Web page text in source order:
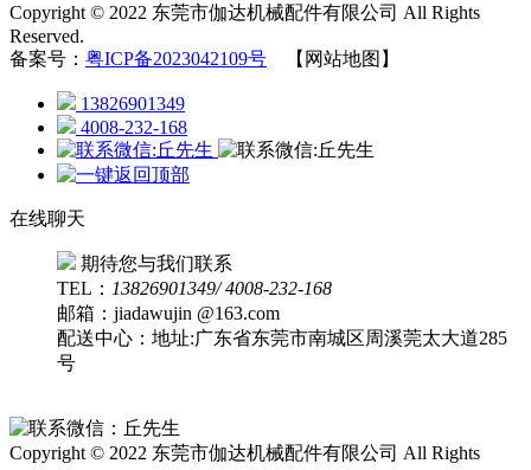
Copyright © 2022 东莞市伽达机械配件有限公司 All Rights
Reserved.
备案号： 粤ICP备2023042109号 【网站地图】
13826901349
4008-232-168
在线聊天
期待您与我们联系
TEL： 13826901349/ 4008-232-168
邮箱：jiadawujin @163.com
配送中心：地址:广东省东莞市南城区周溪莞太大道285
号
Copyright © 2022 东莞市伽达机械配件有限公司 All Rights